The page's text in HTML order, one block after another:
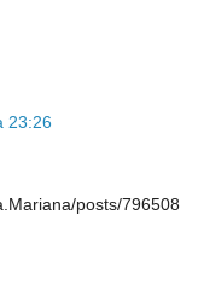
23:26
posts/796508